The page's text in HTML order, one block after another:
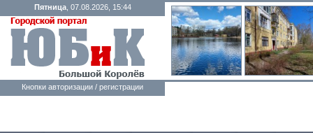
Пятница, 07.08.2026, 15:44
Кнопки авторизации / регистрации